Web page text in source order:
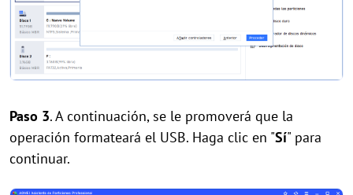
Paso 3. A continuación, se le promoverá que la
operación formateará el USB. Haga clic en "Sí" para
continuar.